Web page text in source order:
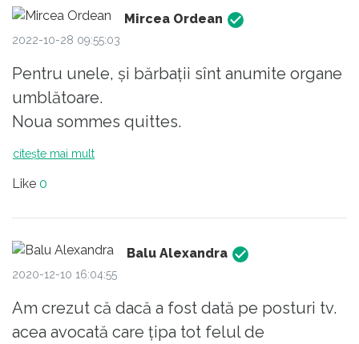
Mircea Ordean
2022-10-28 09:55:03
Pentru unele, și bărbații sînt anumite organe
umblătoare.
Noua sommes quittes.
citește mai mult
Like 0
Balu Alexandra
2020-12-10 16:04:55
Am crezut că dacă a fost dată pe posturi tv.
acea avocată care țipa tot felul de